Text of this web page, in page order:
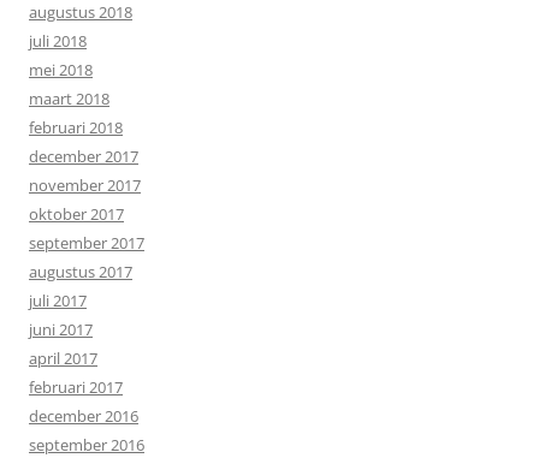
augustus 2018
juli 2018
mei 2018
maart 2018
februari 2018
december 2017
november 2017
oktober 2017
september 2017
augustus 2017
juli 2017
juni 2017
april 2017
februari 2017
december 2016
september 2016